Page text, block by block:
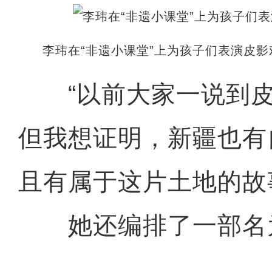
李玮在“非遗小课堂”上为孩子们表演皮
“以前大家一说到皮
但我想证明，新疆也
且有属于这片土地的
她还编排了一部名